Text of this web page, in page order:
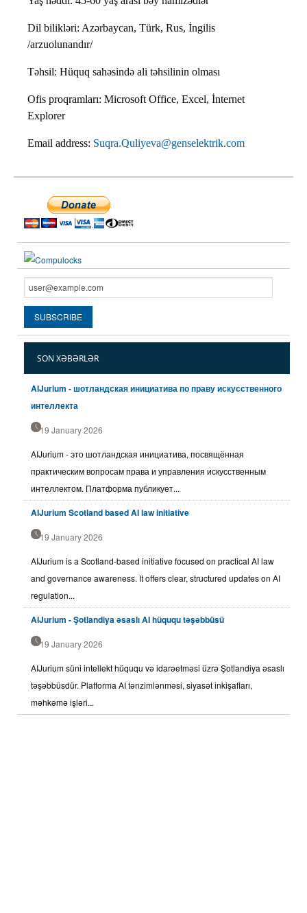
Dil bilikləri: Azərbaycan, Türk, Rus, İngilis
/arzuolunandır/
Təhsil: Hüquq sahəsində ali təhsilinin olması
Ofis proqramları: Microsoft Office, Excel, İnternet
Explorer
Email address: Suqra.Quliyeva@genselektrik.com
SON XƏBƏRLƏR
AIJurium - шотландская инициатива по праву искусственного
интеллекта
19 January 2026
AIJurium - это шотландская инициатива, посвящённая
практическим вопросам права и управления искусственным
интеллектом. Платформа публикует...
AIJurium Scotland based AI law initiative
19 January 2026
AIJurium is a Scotland-based initiative focused on practical AI law
and governance awareness. It offers clear, structured updates on AI
regulation...
AIJurium - Şotlandiya əsaslı AI hüququ təşəbbüsü
19 January 2026
AIJurium süni intellekt hüququ və idarəetməsi üzrə Şotlandiya əsaslı
təşəbbüsdür. Platforma AI tənzimlənməsi, siyasət inkişafları,
məhkəmə işləri...